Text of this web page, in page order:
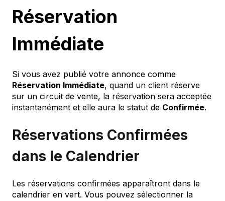
Réservation
Immédiate
Si vous avez publié votre annonce comme
Réservation Immédiate, quand un client réserve
sur un circuit de vente, la réservation sera acceptée
instantanément et elle aura le statut de Confirmée.
Réservations Confirmées
dans le Calendrier
Les réservations confirmées apparaîtront dans le
calendrier en vert. Vous pouvez sélectionner la